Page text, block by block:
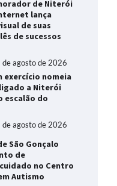
de Niterói
lança
de suas
de sucessos
de agosto de 2026
exercício nomeia
a Niterói
escalão do
de agosto de 2026
São Gonçalo
de
no Centro
Autismo